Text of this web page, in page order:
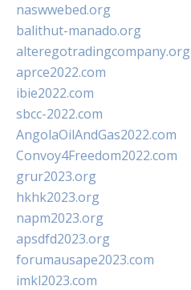
naswwebed.org
balithut-manado.org
alteregotradingcompany.org
aprce2022.com
ibie2022.com
sbcc-2022.com
AngolaOilAndGas2022.com
Convoy4Freedom2022.com
grur2023.org
hkhk2023.org
napm2023.org
apsdfd2023.org
forumausape2023.com
imkl2023.com